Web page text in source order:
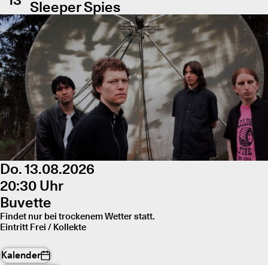
Sleeper Spies
Do. 13.08.2026
20:30 Uhr
Buvette
Findet nur bei trockenem Wetter statt.
Eintritt Frei / Kollekte
Kalender